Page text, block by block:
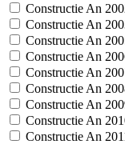
Constructie An
Constructie An
Constructie An
Constructie An
Constructie An
Constructie An
Constructie An
Constructie An
Constructie An